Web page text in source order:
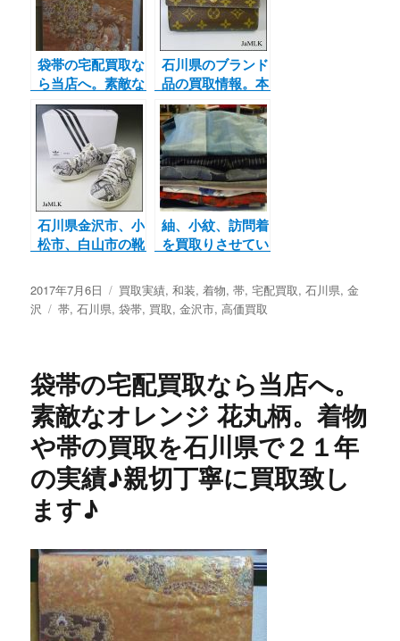
袋帯の宅配買取な
ら当店へ。素敵な
オレンジ 花丸
柄。着物や帯の買
取を石川県で２１
年の実績♪親切丁
寧に買取致します
石川県のブランド
品の買取情報。本
日はルイヴィト
ン モノグラム
ポルトフォイユ
アレクサンドラの
財布を宅配買取さ
せて頂きました。
石川県金沢市、小
松市、白山市の靴
ルK 買取情報
adidas
HYKE スニー
紬、小紋、訪問着
を買取りさせてい
投
稿
2017年7月6日
カ
テ
買取実績,和装,着物,帯,宅配買取,石川県,金
沢
タ
帯,石川県,袋帯, 買取,金沢市,高価買取
袋帯の宅配買取なら当店へ。
素敵なオレンジ 花丸柄。着物
や帯の買取を石川県で２１年
の実績♪親切丁寧に買取致し
ます♪